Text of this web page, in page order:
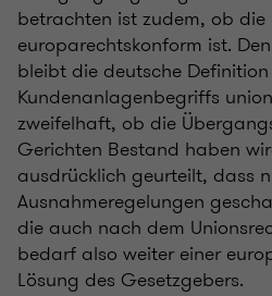
betrachten ist zudem, ob
europarechtskonform ist.
bleibt die deutsche
Kundenanlagenbegriffs
zweifelhaft, ob die
Gerichten Bestand haben
ausdrücklich geurteilt, dass
Ausnahmeregelungen
die auch nach dem
bedarf also weiter einer
Lösung des Gesetzgebers.